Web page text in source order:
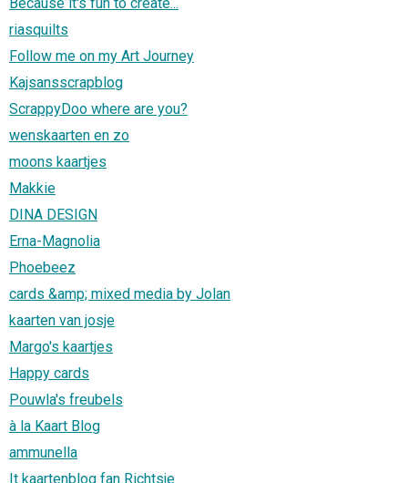
riasquilts
Follow me on my Art Journey
Kajsansscrapblog
ScrappyDoo where are you?
wenskaarten en zo
moons kaartjes
Makkie
DINA DESIGN
Erna-Magnolia
Phoebeez
cards &amp; mixed media by Jolan
kaarten van josje
Margo's kaartjes
Happy cards
Pouwla's freubels
à la Kaart Blog
ammunella
It kaartenblog fan Richtsje